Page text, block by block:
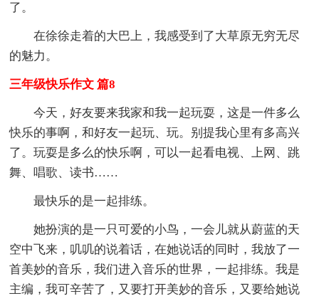
了。
在徐徐走着的大巴上，我感受到了大草原无穷无尽
的魅力。
三年级快乐作文 篇8
今天，好友要来我家和我一起玩耍，这是一件多么
快乐的事啊，和好友一起玩、玩。别提我心里有多高兴
了。玩耍是多么的快乐啊，可以一起看电视、上网、跳
舞、唱歌、读书……
最快乐的是一起排练。
她扮演的是一只可爱的小鸟，一会儿就从蔚蓝的天
空中飞来，叽叽的说着话，在她说话的同时，我放了一
首美妙的音乐，我们进入音乐的世界，一起排练。我是
主编，我可辛苦了，又要打开美妙的音乐，又要给她说